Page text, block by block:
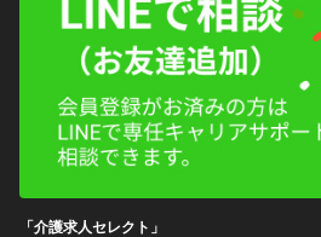
「介護求人セレクト」